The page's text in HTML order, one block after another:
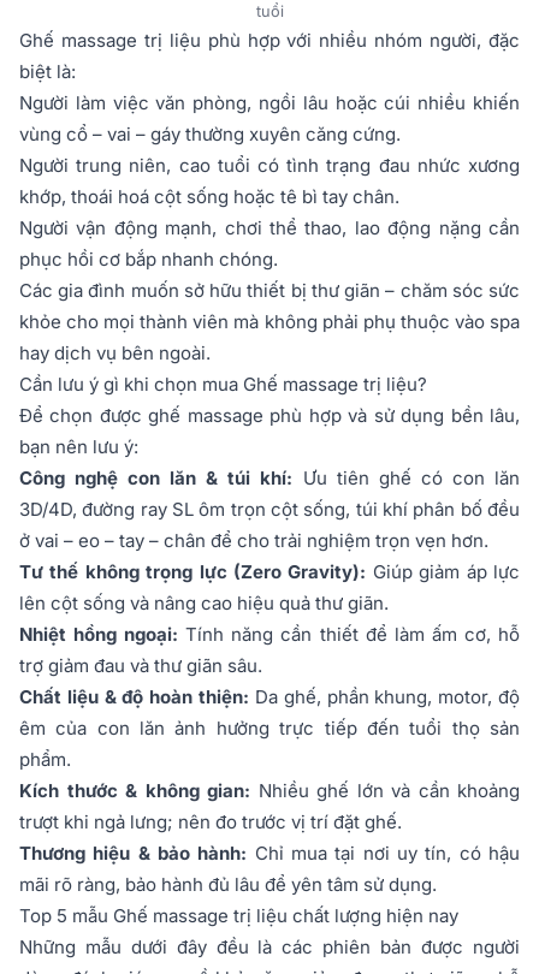
tuổi
Ghế massage trị liệu phù hợp với nhiều nhóm người, đặc
biệt là:
Người làm việc văn phòng, ngồi lâu hoặc cúi nhiều khiến
vùng cổ – vai – gáy thường xuyên căng cứng.
Người trung niên, cao tuổi có tình trạng đau nhức xương
khớp, thoái hoá cột sống hoặc tê bì tay chân.
Người vận động mạnh, chơi thể thao, lao động nặng cần
phục hồi cơ bắp nhanh chóng.
Các gia đình muốn sở hữu thiết bị thư giãn – chăm sóc sức
khỏe cho mọi thành viên mà không phải phụ thuộc vào spa
hay dịch vụ bên ngoài.
Cần lưu ý gì khi chọn mua Ghế massage trị liệu?
Để chọn được ghế massage phù hợp và sử dụng bền lâu,
bạn nên lưu ý:
Công nghệ con lăn & túi khí: Ưu tiên ghế có con lăn
3D/4D, đường ray SL ôm trọn cột sống, túi khí phân bố đều
ở vai – eo – tay – chân để cho trải nghiệm trọn vẹn hơn.
Tư thế không trọng lực (Zero Gravity): Giúp giảm áp lực
lên cột sống và nâng cao hiệu quả thư giãn.
Nhiệt hồng ngoại: Tính năng cần thiết để làm ấm cơ, hỗ
trợ giảm đau và thư giãn sâu.
Chất liệu & độ hoàn thiện: Da ghế, phần khung, motor, độ
êm của con lăn ảnh hưởng trực tiếp đến tuổi thọ sản
phẩm.
Kích thước & không gian: Nhiều ghế lớn và cần khoảng
trượt khi ngả lưng; nên đo trước vị trí đặt ghế.
Thương hiệu & bảo hành: Chỉ mua tại nơi uy tín, có hậu
mãi rõ ràng, bảo hành đủ lâu để yên tâm sử dụng.
Top 5 mẫu Ghế massage trị liệu chất lượng hiện nay
Những mẫu dưới đây đều là các phiên bản được người